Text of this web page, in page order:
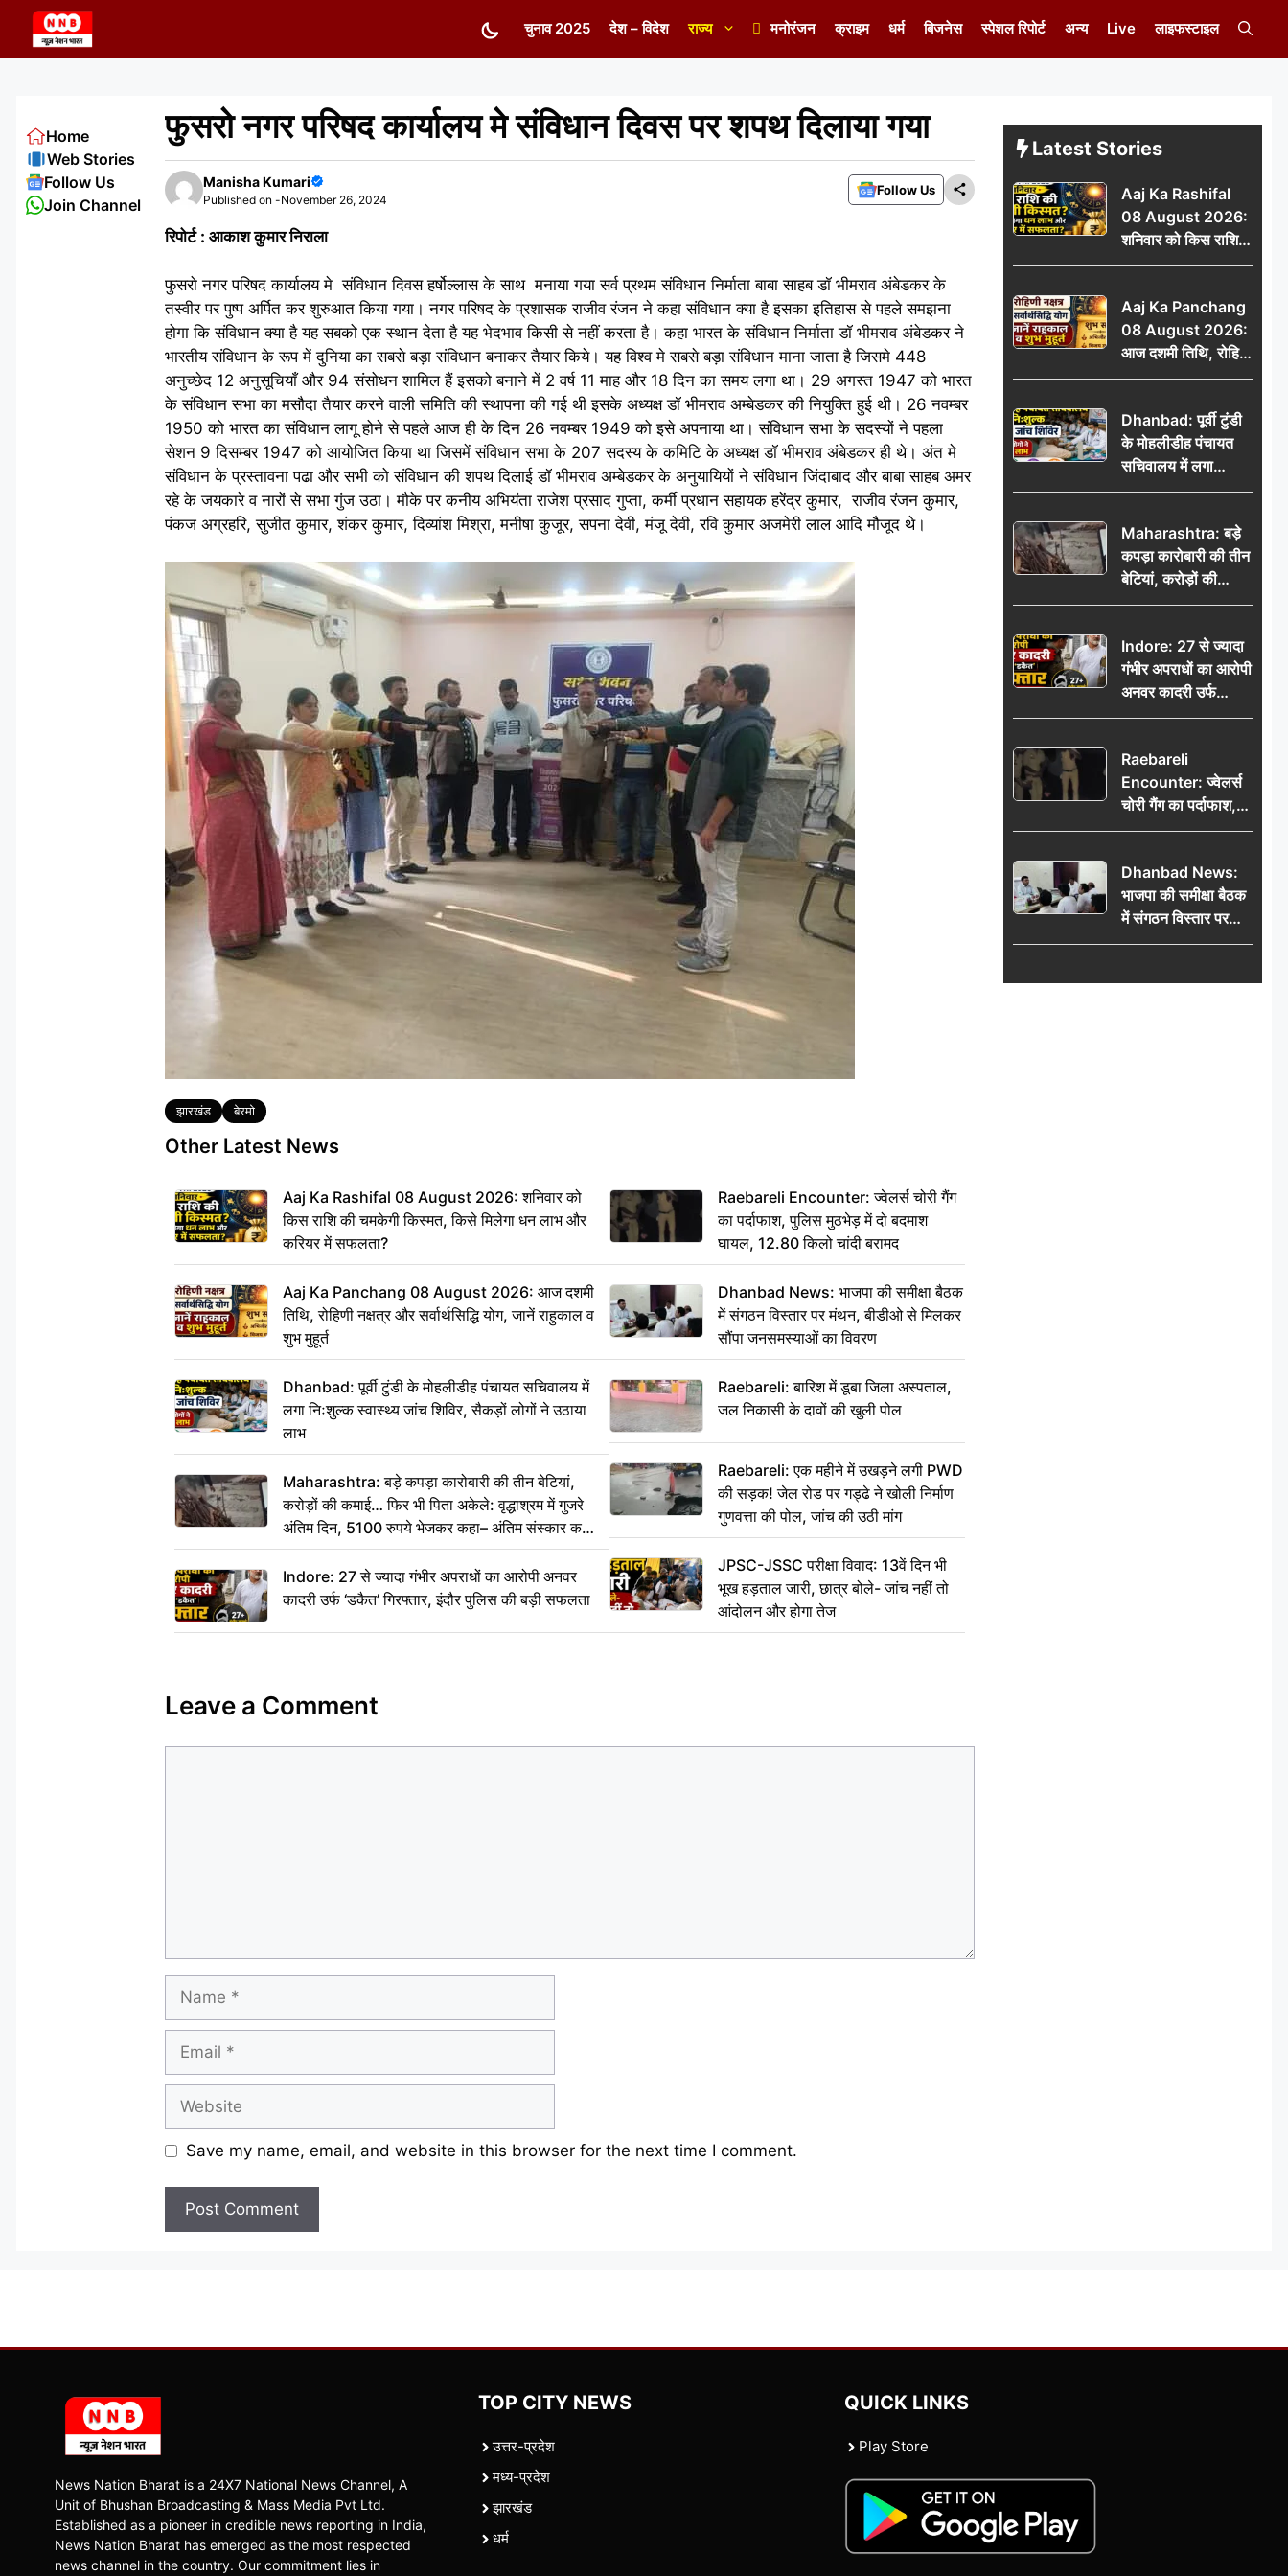
content
चुनाव 2025 देश – विदेश राज्य मनोरंजन क्राइम धर्म बिजनेस स्पेशल रिपोर्ट अन्य Live लाइफस्टाइल
फुसरो नगर परिषद कार्यालय मे संविधान दिवस पर शपथ दिलाया गया
Manisha Kumari
Published on -November 26, 2024
Follow Us
रिपोर्ट : आकाश कुमार निराला
फुसरो नगर परिषद कार्यालय मे संविधान दिवस हर्षोल्लास के साथ मनाया गया सर्व प्रथम संविधान निर्माता बाबा साहब डॉ भीमराव अंबेडकर के
तस्वीर पर पुष्प अर्पित कर शुरुआत किया गया। नगर परिषद के प्रशासक राजीव रंजन ने कहा संविधान क्या है इसका इतिहास से पहले समझना
होगा कि संविधान क्या है यह सबको एक स्थान देता है यह भेदभाव किसी से नहीं करता है। कहा भारत के संविधान निर्माता डॉ भीमराव अंबेडकर ने
भारतीय संविधान के रूप में दुनिया का सबसे बड़ा संविधान बनाकर तैयार किये। यह विश्व मे सबसे बड़ा संविधान माना जाता है जिसमे 448
अनुच्छेद 12 अनुसूचियाँ और 94 संसोधन शामिल हैं इसको बनाने में 2 वर्ष 11 माह और 18 दिन का समय लगा था। 29 अगस्त 1947 को भारत
के संविधान सभा का मसौदा तैयार करने वाली समिति की स्थापना की गई थी इसके अध्यक्ष डॉ भीमराव अम्बेडकर की नियुक्ति हुई थी। 26 नवम्बर
1950 को भारत का संविधान लागू होने से पहले आज ही के दिन 26 नवम्बर 1949 को इसे अपनाया था। संविधान सभा के सदस्यों ने पहला
सेशन 9 दिसम्बर 1947 को आयोजित किया था जिसमें संविधान सभा के 207 सदस्य के कमिटि के अध्यक्ष डॉ भीमराव अंबेडकर ही थे। अंत मे
संविधान के प्रस्तावना पढा और सभी को संविधान की शपथ दिलाई डॉ भीमराव अम्बेडकर के अनुयायियों ने संविधान जिंदाबाद और बाबा साहब अमर
रहे के जयकारे व नारों से सभा गुंज उठा। मौके पर कनीय अभियंता राजेश प्रसाद गुप्ता, कर्मी प्रधान सहायक हरेंद्र कुमार, राजीव रंजन कुमार,
पंकज अग्रहरि, सुजीत कुमार, शंकर कुमार, दिव्यांश मिश्रा, मनीषा कुजूर, सपना देवी, मंजू देवी, रवि कुमार अजमेरी लाल आदि मौजूद थे।
Tags
झारखंड बेरमो
Other Latest News
Aaj Ka Rashifal 08 August 2026: शनिवार को
किस राशि की चमकेगी किस्मत, किसे मिलेगा धन लाभ और
करियर में सफलता?
Aaj Ka Panchang 08 August 2026: आज दशमी
तिथि, रोहिणी नक्षत्र और सर्वार्थसिद्धि योग, जानें राहुकाल व
शुभ मुहूर्त
Dhanbad: पूर्वी टुंडी के मोहलीडीह पंचायत सचिवालय में
लगा निःशुल्क स्वास्थ्य जांच शिविर, सैकड़ों लोगों ने उठाया
लाभ
Maharashtra: बड़े कपड़ा कारोबारी की तीन बेटियां,
करोड़ों की कमाई… फिर भी पिता अकेले: वृद्धाश्रम में गुजरे
अंतिम दिन, 5100 रुपये भेजकर कहा– अंतिम संस्कार कर
दीजिए हम नहीं आ पाएंगे
Indore: 27 से ज्यादा गंभीर अपराधों का आरोपी अनवर
कादरी उर्फ ‘डकैत’ गिरफ्तार, इंदौर पुलिस की बड़ी सफलता
Raebareli Encounter: ज्वेलर्स चोरी गैंग
का पर्दाफाश, पुलिस मुठभेड़ में दो बदमाश
घायल, 12.80 किलो चांदी बरामद
Dhanbad News: भाजपा की समीक्षा बैठक
में संगठन विस्तार पर मंथन, बीडीओ से मिलकर
सौंपा जनसमस्याओं का विवरण
Raebareli: बारिश में डूबा जिला अस्पताल,
जल निकासी के दावों की खुली पोल
Raebareli: एक महीने में उखड़ने लगी PWD
की सड़क! जेल रोड पर गड्ढे ने खोली निर्माण
गुणवत्ता की पोल, जांच की उठी मांग
JPSC-JSSC परीक्षा विवाद: 13वें दिन भी
भूख हड़ताल जारी, छात्र बोले- जांच नहीं तो
आंदोलन और होगा तेज
Leave a Comment
Save my name, email, and website in this browser for the next time I comment.
Home
Web Stories
Follow Us
Join Channel
Latest Stories
Aaj Ka Rashifal
08 August 2026:
शनिवार को किस राशि
की चमकेगी किस्मत,
और करियर में सफलता?
Aaj Ka Panchang
08 August 2026:
आज दशमी तिथि, रोहिणी
नक्षत्र और सर्वार्थसिद्धि
शुभ मुहूर्त
Dhanbad: पूर्वी टुंडी
के मोहलीडीह पंचायत
सचिवालय में लगा
निःशुल्क स्वास्थ्य जांच
उठाया लाभ
Maharashtra: बड़े
कपड़ा कारोबारी की तीन
बेटियां, करोड़ों की
कमाई… फिर भी पिता
अंतिम दिन, 5100 रुपये
भेजकर कहा– अंतिम
संस्कार कर दीजिए हम
नहीं आ पाएंगे
Indore: 27 से ज्यादा
गंभीर अपराधों का आरोपी
अनवर कादरी उर्फ
‘डकैत’ गिरफ्तार, इंदौर
Raebareli
Encounter: ज्वेलर्स
चोरी गैंग का पर्दाफाश,
पुलिस मुठभेड़ में दो
किलो चांदी बरामद
Dhanbad News:
भाजपा की समीक्षा बैठक
में संगठन विस्तार पर
मंथन, बीडीओ से
जनसमस्याओं का विवरण
News Nation Bharat is a 24X7 National News Channel, A
Unit of Bhushan Broadcasting & Mass Media Pvt Ltd.
Established as a pioneer in credible news reporting in India,
News Nation Bharat has emerged as the most respected
news channel in the country. Our commitment lies in
TOP CITY NEWS
उत्तर-प्रदेश
मध्य-प्रदेश
झारखंड
धर्म
QUICK LINKS
Play Store